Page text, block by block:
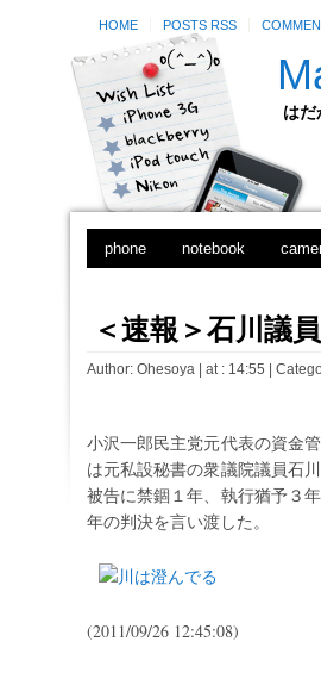
HOME POSTS RSS
は
phone notebook
＜速報＞石川議
Author: Ohesoya| at : 14:55 |
小沢一郎民主党元代表の資金
は元私設秘書の衆議院議員石
被告に禁錮１年、執行猶予３
年の判決を言い渡した。
(2011/09/26 12:45:08)